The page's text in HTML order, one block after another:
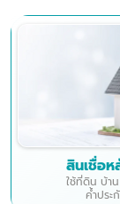
สินเชื่อ
ใช้ที่ดิน บ้า
ค้ำประ